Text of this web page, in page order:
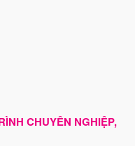
CHUYÊN NGHIỆP,